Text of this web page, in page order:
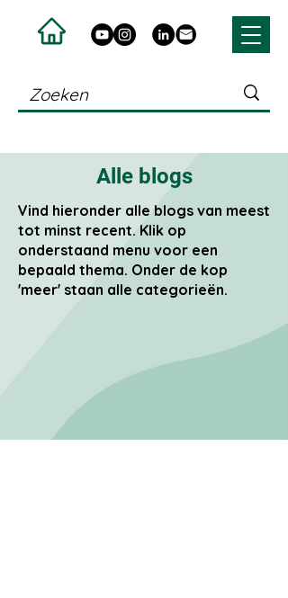
Alle blogs
Vind hieronder alle blogs van meest
tot minst recent. Klik op
onderstaand menu voor een
bepaald thema. Onder de kop
'meer' staan alle categorieën.